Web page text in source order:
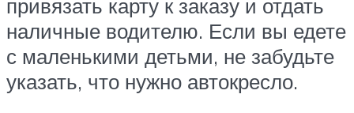
привязать карту к заказу и отдать
наличные водителю. Если вы едете
с маленькими детьми, не забудьте
указать, что нужно автокресло.